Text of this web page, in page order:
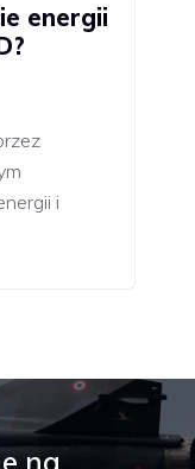
energii
i
na